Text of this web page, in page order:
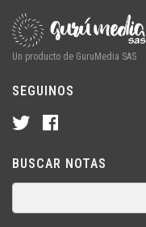
Un producto de GuruMedia SAS
SEGUINOS
BUSCAR NOTAS